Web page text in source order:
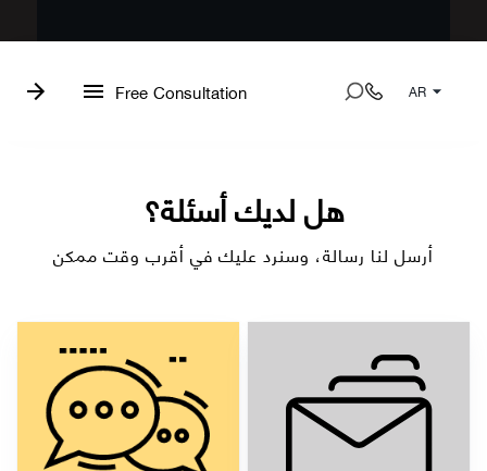
Free Consultation AR
هل لديك أسئلة؟
أرسل لنا رسالة، وسنرد عليك في أقرب وقت ممكن